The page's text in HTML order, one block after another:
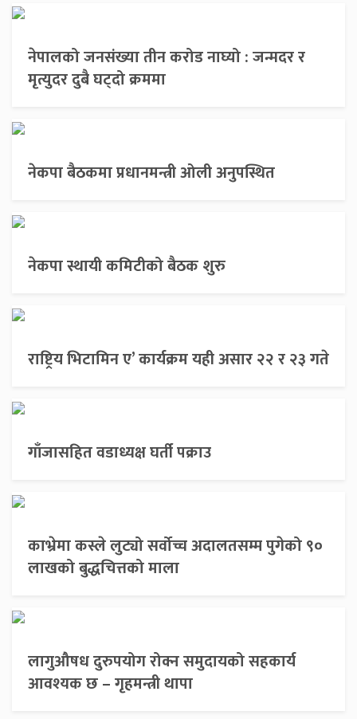
नेपालको जनसंख्या तीन करोड नाघ्यो : जन्मदर र
मृत्युदर दुबै घट्दो क्रममा
नेकपा बैठकमा प्रधानमन्त्री ओली अनुपस्थित
नेकपा स्थायी कमिटीको बैठक शुरु
राष्ट्रिय भिटामिन ए’ कार्यक्रम यही असार २२ र २३ गते
गाँजासहित वडाध्यक्ष घर्ती पक्राउ
काभ्रेमा कस्ले लुट्यो सर्वोच्च अदालतसम्म पुगेको ९०
लाखको बुद्धचित्तको माला
लागुऔषध दुरुपयोग रोक्न समुदायको सहकार्य
आवश्यक छ – गृहमन्त्री थापा